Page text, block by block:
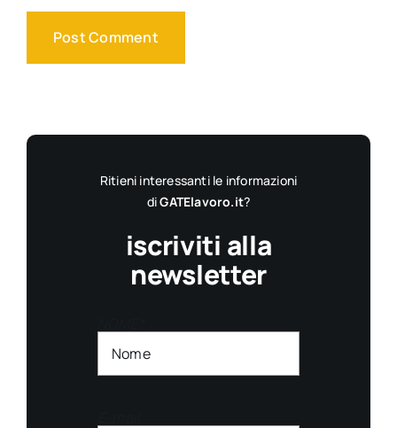
Ritieni interessanti le informazioni
diGATElavoro.it?
iscriviti alla
newsletter